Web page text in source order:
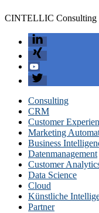
CINTELLIC Consulting
Consulting
CRM
Customer
Marketing
Business
Datenmanagement
Customer
Data Science
Cloud
Künstliche
Partner